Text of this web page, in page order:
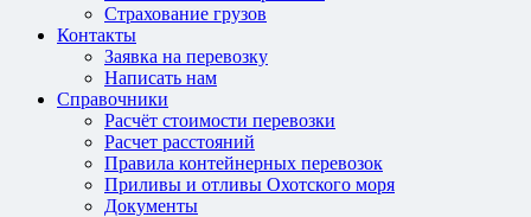
Страхование грузов
Контакты
Заявка на перевозку
Написать нам
Справочники
Расчёт стоимости перевозки
Расчет расстояний
Правила контейнерных перевозок
Приливы и отливы Охотского моря
Документы